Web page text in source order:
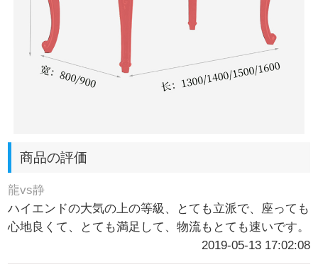
商品の評価
龍vs静
ハイエンドの大気の上の等級、とても立派で、座っても
心地良くて、とても満足して、物流もとても速いです。
2019-05-13 17:02:08